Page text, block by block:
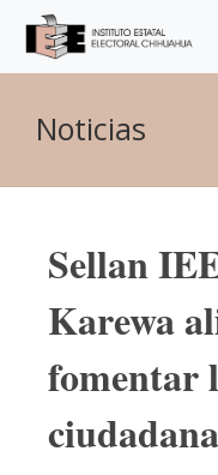
Noticias
Sellan
Karewa
fomentar
ciudadana